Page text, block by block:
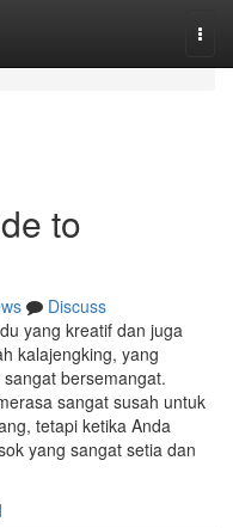
to
Discuss
yang kreatif dan juga
kalajengking, yang
bersemangat.
sangat susah untuk
tetapi ketika Anda
yang sangat setia dan